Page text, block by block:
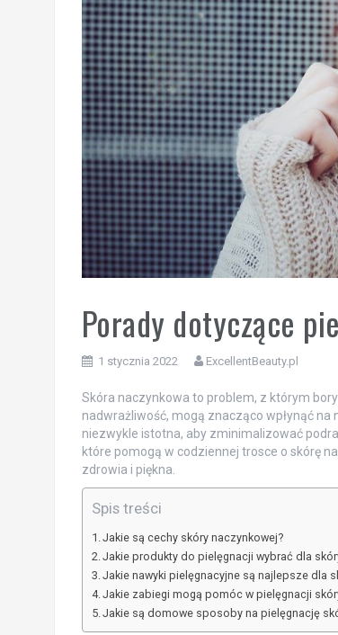
Porady dotyczące
1 stycznia 2022 ExcellentBeauty.pl
Skóra naczynkowa to problem, z którym
nadwrażliwość, mogą znacząco wpłynąć
niezwykle istotna, aby zminimalizować
które pomogą w codziennej trosce o skórę
zdrowia i piękna.
Spis treści
Jakie są cechy skóry naczynkowej?
Jakie produkty do pielęgnacji wybrać dla
Jakie nawyki pielęgnacyjne są najlepsze dla
Jakie zabiegi mogą pomóc w pielęgnacji
Jakie są domowe sposoby na pielęgnację